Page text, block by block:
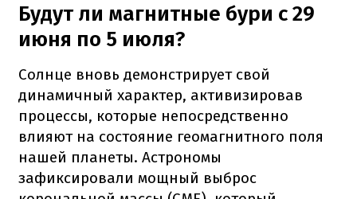
Будут ли магнитные бури с 29
июня по 5 июля?
Солнце вновь демонстрирует свой
динамичный характер, активизировав
процессы, которые непосредственно
влияют на состояние геомагнитного поля
нашей планеты. Астрономы
зафиксировали мощный выброс